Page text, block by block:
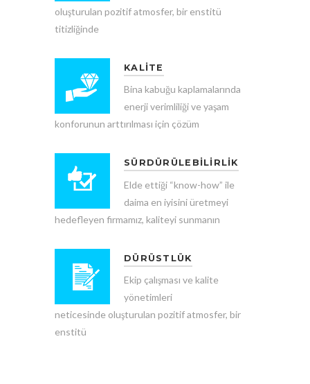
oluşturulan pozitif atmosfer, bir enstitü
titizliğinde
KALİTE
Bina kabuğu kaplamalarında
enerji verimliliği ve yaşam
konforunun arttırılması için çözüm
SÜRDÜRÜLEBİLİRLİK
Elde ettiği “know-how” ile
daima en iyisini üretmeyi
hedefleyen firmamız, kaliteyi sunmanın
DÜRÜSTLÜK
Ekip çalışması ve kalite
yönetimleri
neticesinde oluşturulan pozitif atmosfer, bir
enstitü